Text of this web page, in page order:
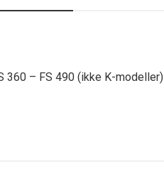
360 – FS 490 (ikke K-modeller)